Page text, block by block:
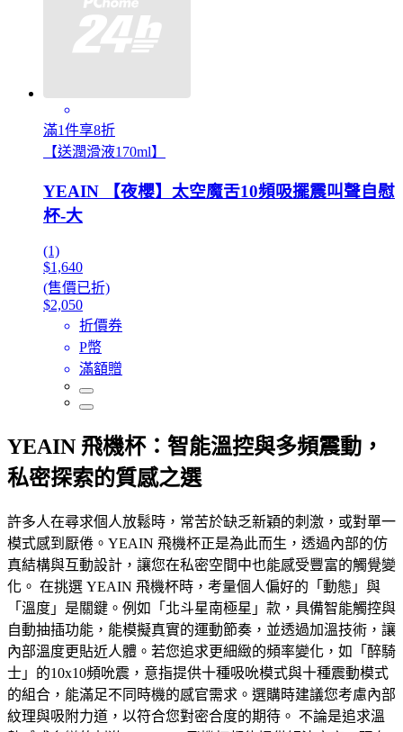
滿1件享8折
【送潤滑液170ml】
YEAIN 【夜櫻】太空魔舌10頻吸擺震叫聲自慰
杯-大
(1)
$1,640
(售價已折)
$2,050
折價券
P幣
滿額贈
YEAIN 飛機杯：智能溫控與多頻震動，
私密探索的質感之選
許多人在尋求個人放鬆時，常苦於缺乏新穎的刺激，或對單一
模式感到厭倦。YEAIN 飛機杯正是為此而生，透過內部的仿
真結構與互動設計，讓您在私密空間中也能感受豐富的觸覺變
化。 在挑選 YEAIN 飛機杯時，考量個人偏好的「動態」與
「溫度」是關鍵。例如「北斗星南極星」款，具備智能觸控與
自動抽插功能，能模擬真實的運動節奏，並透過加溫技術，讓
內部溫度更貼近人體。若您追求更細緻的頻率變化，如「醉騎
士」的10x10頻吮震，意指提供十種吸吮模式與十種震動模式
的組合，能滿足不同時機的感官需求。選購時建議您考慮內部
紋理與吸附力道，以符合您對密合度的期待。 不論是追求溫